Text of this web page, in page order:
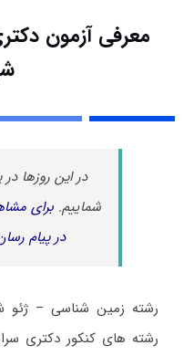
معرفی آزمون
در این روزها در
شماییم.برای
در پیام
رشته زمین شناسی –
رشته های کنکور دکتری